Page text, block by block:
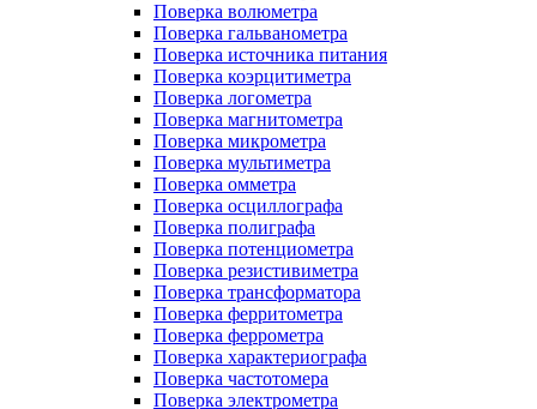
Поверка волюметра
Поверка гальванометра
Поверка источника питания
Поверка коэрцитиметра
Поверка логометра
Поверка магнитометра
Поверка микрометра
Поверка мультиметра
Поверка омметра
Поверка осциллографа
Поверка полиграфа
Поверка потенциометра
Поверка резистивиметра
Поверка трансформатора
Поверка ферритометра
Поверка феррометра
Поверка характериографа
Поверка частотомера
Поверка электрометра